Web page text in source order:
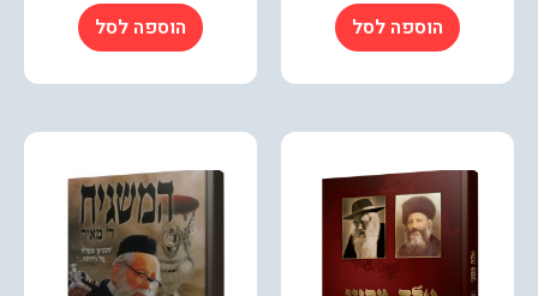
הוספה לסל הוספה לסל